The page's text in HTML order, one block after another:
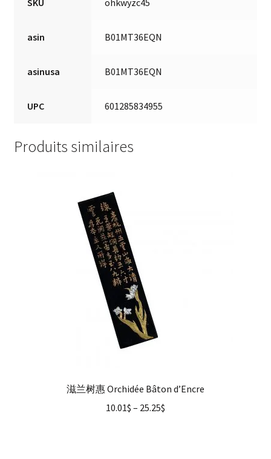
asin B01MT36EQN
asinusa B01MT36EQN
UPC 601285834955
Produits similaires
滋兰树惠 Orchidée Bâton d’Encre
10.01$ – 25.25$